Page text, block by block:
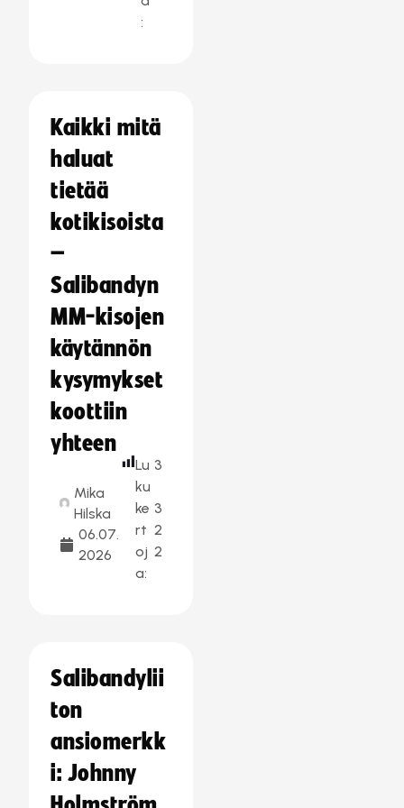
:
Kaikki mitä
haluat
tietää
kotikisoista
–
Salibandyn
MM-kisojen
käytännön
kysymykset
koottiin
yhteen
Mika
Hilska
06.07.
2026
Lu
ku
ke
rt
oj
a:
3
3
2
2
Salibandylii
ton
ansiomerkk
i: Johnny